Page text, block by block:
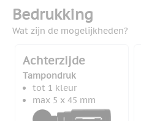
Bedrukking
Wat zijn de mogelijkheden?
Achterzijde
Tampondruk
tot 1 kleur
max 5 x 45 mm